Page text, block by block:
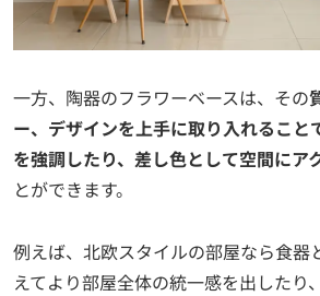
一方、陶器のフラワーベースは、その
ー、デザインを上手に取り入れること
を強調したり、差し色として空間にア
とができます。
例えば、北欧スタイルの部屋なら食器
えてより部屋全体の統一感を出したり